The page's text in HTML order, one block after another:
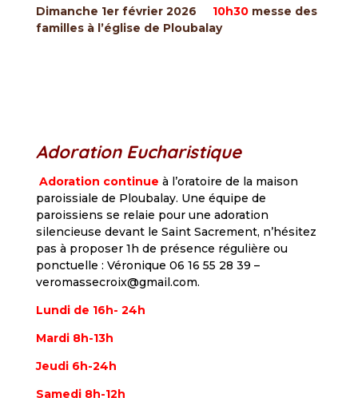
Dimanche 1er février 2026
10h30messe des
familles à l’église de Ploubalay
Adoration Eucharistique
Adoration continue à l’oratoire de la maison
paroissiale de Ploubalay. Une équipe de
paroissiens se relaie pour une adoration
silencieuse devant le Saint Sacrement, n’hésitez
pas à proposer 1h de présence régulière ou
ponctuelle : Véronique 06 16 55 28 39 –
veromassecroix@gmail.com.
Lundi de 16h- 24h
Mardi 8h-13h
Jeudi 6h-24h
Samedi 8h-12h